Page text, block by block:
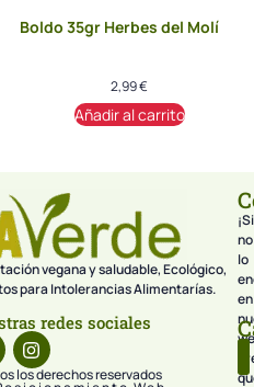
Boldo 35gr Herbes del Molí
2,99€
Añadir al carrito
vegana y saludable, Ecológico,
para Intolerancias Alimentarías.
redes sociales
los derechos reservados
¡Si
no
lo
en